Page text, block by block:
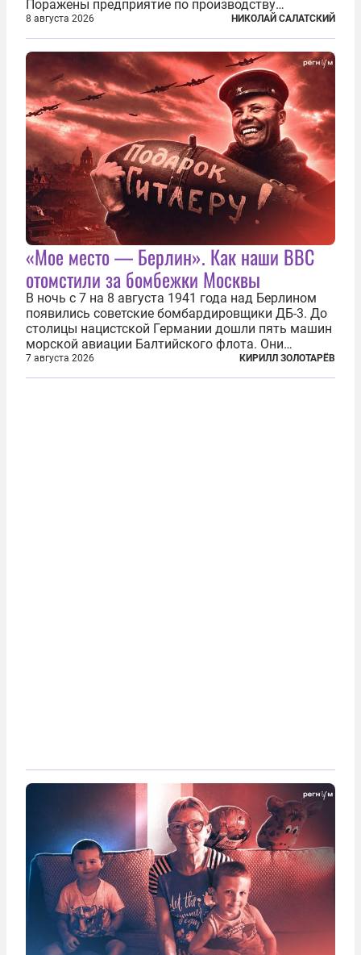
Поражены предприятие по производству
крылатых ракет, крупный склад топлива и два
сухогруза с военными грузами. Дополнительно
нанесены удары по объектам в ряде городов. В
Киеве...
8 августа 2026 НИКОЛАЙ САЛАТСКИЙ
«Мое место — Берлин». Как наши ВВС
отомстили за бомбежки Москвы
В ночь с 7 на 8 августа 1941 года над Берлином
появились советские бомбардировщики ДБ-3. До
столицы нацистской Германии дошли пять машин
морской авиации Балтийского флота. Они
сбросили бомбы на город, который в тот момент
жил в полной уверенности, что война идет где-то
7 августа 2026 КИРИЛЛ ЗОЛОТАРЁВ